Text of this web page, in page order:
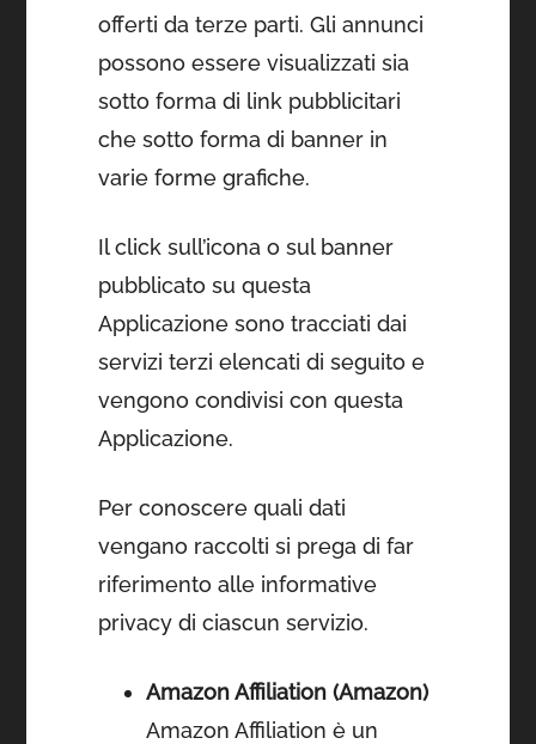
offerti da terze parti. Gli annunci
possono essere visualizzati sia
sotto forma di link pubblicitari
che sotto forma di banner in
varie forme grafiche.
Il click sull’icona o sul banner
pubblicato su questa
Applicazione sono tracciati dai
servizi terzi elencati di seguito e
vengono condivisi con questa
Applicazione.
Per conoscere quali dati
vengano raccolti si prega di far
riferimento alle informative
privacy di ciascun servizio.
Amazon Affiliation (Amazon)
Amazon Affiliation è un